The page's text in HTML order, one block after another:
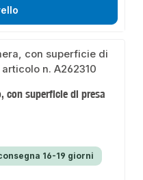
con superficie di presa
16-19 giorni